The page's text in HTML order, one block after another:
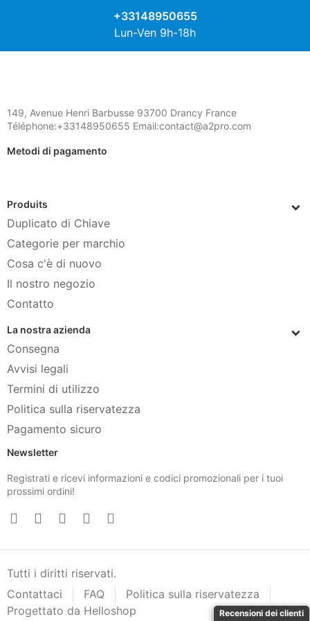
Recensioni dei clienti
+33148950655
Lun-Ven 9h-18h
149, Avenue Henri Barbusse 93700 Drancy France
Téléphone:+33148950655 Email:contact@a2pro.com
Metodi di pagamento
Produits
Duplicato di Chiave
Categorie per marchio
Cosa c'è di nuovo
Il nostro negozio
Contatto
La nostra azienda
Consegna
Avvisi legali
Termini di utilizzo
Politica sulla riservatezza
Pagamento sicuro
Newsletter
Registrati e ricevi informazioni e codici promozionali per i tuoi
prossimi ordini!
Tutti i diritti riservati.
Contattaci
FAQ
Politica sulla riservatezza
Progettato da Helloshop